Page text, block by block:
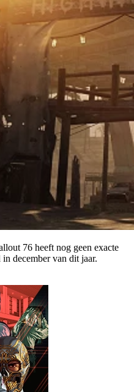
76 heeft nog geen exacte
december van dit jaar.